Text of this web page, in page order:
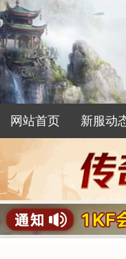
网站首页 新服动